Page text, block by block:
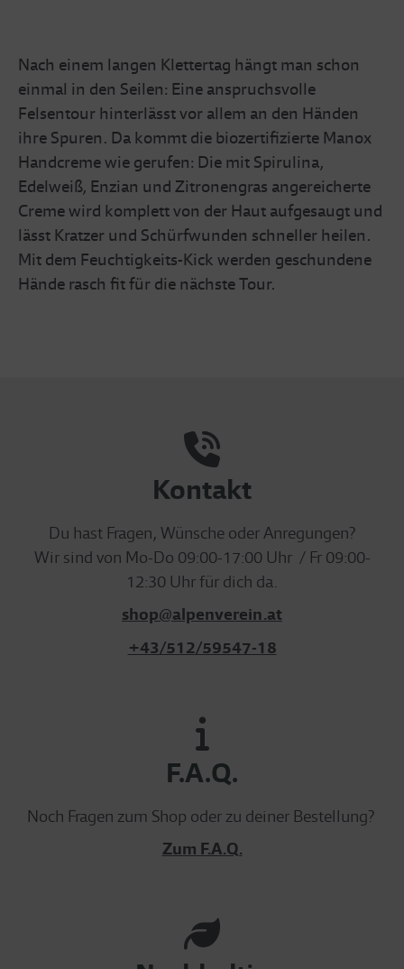
Nach einem langen Klettertag hängt man schon
einmal in den Seilen: Eine anspruchsvolle
Felsentour hinterlässt vor allem an den Händen
ihre Spuren. Da kommt die biozertifizierte Manox
Handcreme wie gerufen: Die mit Spirulina,
Edelweiß, Enzian und Zitronengras angereicherte
Creme wird komplett von der Haut aufgesaugt und
lässt Kratzer und Schürfwunden schneller heilen.
Mit dem Feuchtigkeits-Kick werden geschundene
Hände rasch fit für die nächste Tour.
Kontakt
Du hast Fragen, Wünsche oder Anregungen?
Wir sind von Mo-Do 09:00-17:00 Uhr / Fr 09:00-
12:30 Uhr für dich da.
shop@alpenverein.at
+43/512/59547-18
F.A.Q.
Noch Fragen zum Shop oder zu deiner Bestellung?
Zum F.A.Q.